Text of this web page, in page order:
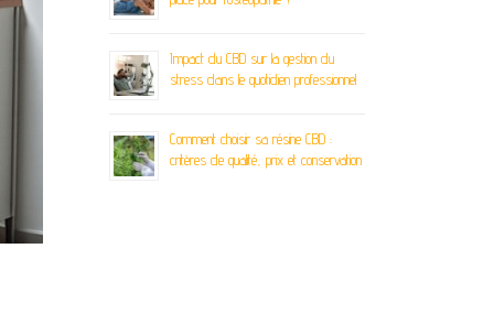
Impact du CBD sur la gestion du
stress dans le quotidien professionnel
Comment choisir sa résine CBD :
critères de qualité, prix et conservation